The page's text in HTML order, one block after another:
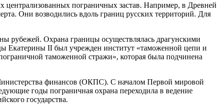
централизованных пограничных застав. Например, в Древней
Они возводились вдоль границ русских территорий. Для
рубежей. Охрана границы осуществлялась драгунскими
Екатерины II был учрежден институт «таможенной цепи и
таможенной стражи», которая была подчинена
финансов (ОКПС). С началом Первой мировой
годы пограничная охрана переходила в ведение
государства.